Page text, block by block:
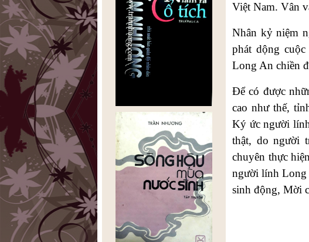
Việt Nam. Vân
Nhân kỷ niệm
phát dộng
Long An chiền
Để có được
cao như thế,
Ký ức người
thật, do người
chuyên thực
người lính Long
sinh động, Mời